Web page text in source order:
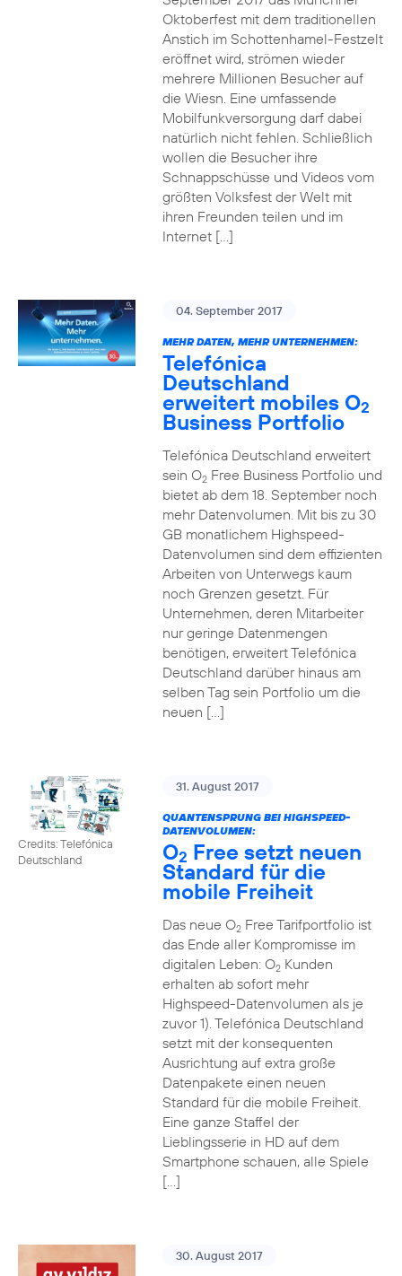
Oktoberfest mit dem traditionellen
Anstich im Schottenhamel-Festzelt
eröffnet wird, strömen wieder
mehrere Millionen Besucher auf
die Wiesn. Eine umfassende
Mobilfunkversorgung darf dabei
natürlich nicht fehlen. Schließlich
wollen die Besucher ihre
Schnappschüsse und Videos vom
größten Volksfest der Welt mit
ihren Freunden teilen und im
Internet […]
04. September 2017
MEHR DATEN, MEHR UNTERNEHMEN:
Telefónica
Deutschland
erweitert mobiles O2
Business Portfolio
Telefónica Deutschland erweitert
sein O2Free Business Portfolio und
bietet ab dem 18. September noch
mehr Datenvolumen. Mit bis zu 30
GB monatlichem Highspeed-
Datenvolumen sind dem effizienten
Arbeiten von Unterwegs kaum
noch Grenzen gesetzt. Für
Unternehmen, deren Mitarbeiter
nur geringe Datenmengen
benötigen, erweitert Telefónica
Deutschland darüber hinaus am
selben Tag sein Portfolio um die
neuen […]
Credits: Telefónica
Deutschland
31. August 2017
QUANTENSPRUNG BEI HIGHSPEED-
DATENVOLUMEN:
O2 Free setzt neuen
Standard für die
mobile Freiheit
Das neue O2Free Tarifportfolio ist
das Ende aller Kompromisse im
digitalen Leben: O2Kunden
erhalten ab sofort mehr
Highspeed-Datenvolumen als je
zuvor 1). Telefónica Deutschland
setzt mit der konsequenten
Ausrichtung auf extra große
Datenpakete einen neuen
Standard für die mobile Freiheit.
Eine ganze Staffel der
Lieblingsserie in HD auf dem
Smartphone schauen, alle Spiele
[…]
30. August 2017